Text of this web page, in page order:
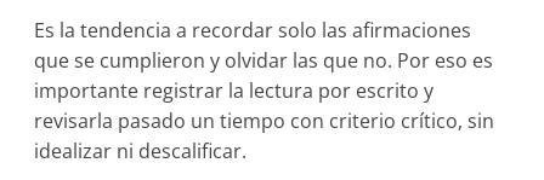
Es la tendencia a recordar solo las afirmaciones
que se cumplieron y olvidar las que no. Por eso es
importante registrar la lectura por escrito y
revisarla pasado un tiempo con criterio crítico, sin
idealizar ni descalificar.